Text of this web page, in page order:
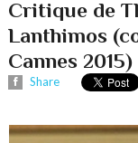
Critique de
Lanthimos
Cannes 2015)
Share